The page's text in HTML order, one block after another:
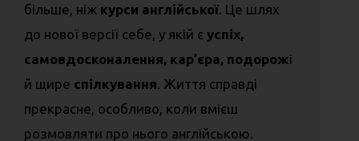
більше, ніж курси англійської. Це шлях
до нової версії себе, у якій є успіх,
самовдосконалення, кар’єра, подорожі
й щире спілкування. Життя справді
прекрасне, особливо, коли вмієш
розмовляти про нього англійською.